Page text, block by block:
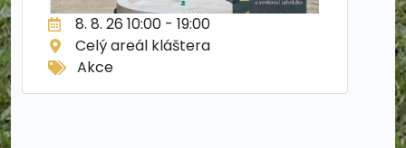
8. 8. 26 10:00 - 19:00
Celý areál kláštera
Akce